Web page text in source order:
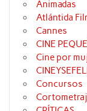
Animadas
Atlántida
Cannes
CINE
Cine por
Concursos